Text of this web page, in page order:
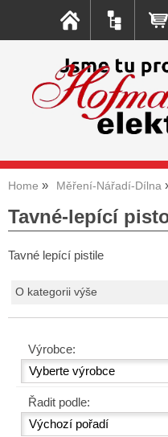
Home Měření-Nářadí-Dílna
Tavné-lepící
Tavné lepící pistile
O kategorii výše
Výrobce:
Řadit podle: